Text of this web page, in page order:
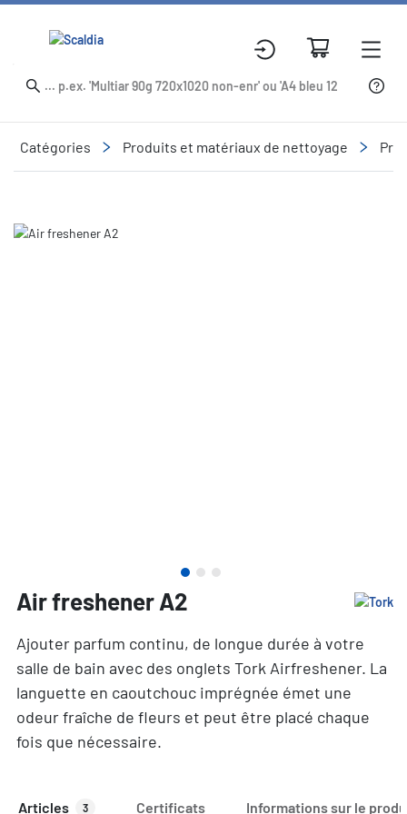
Catégories Produits et matériaux de nettoyage
Slide 1 of 3
Air freshener A2
Ajouter parfum continu, de longue durée à votre
salle de bain avec des onglets Tork Airfreshener. La
languette en caoutchouc imprégnée émet une
odeur fraîche de fleurs et peut être placé chaque
fois que nécessaire.
Articles 3 Certificats Informations sur le